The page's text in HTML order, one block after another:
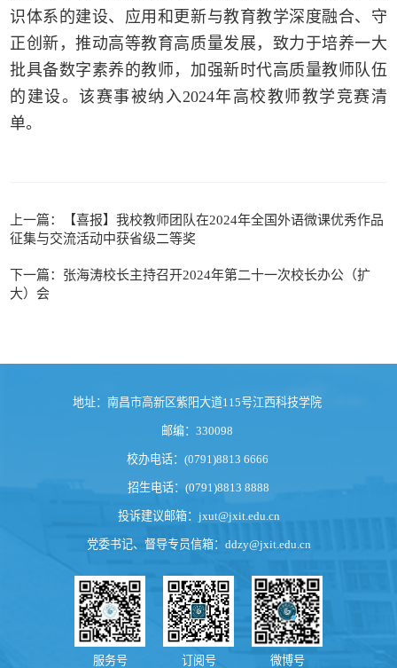
识体系的建设、应用和更新与教育教学深度融合、守
正创新，推动高等教育高质量发展，致力于培养一大
批具备数字素养的教师，加强新时代高质量教师队伍
的建设。该赛事被纳入2024年高校教师教学竞赛清
单。
上一篇：【喜报】我校教师团队在2024年全国外语微课优秀作品
征集与交流活动中获省级二等奖
下一篇：张海涛校长主持召开2024年第二十一次校长办公（扩
大）会
地址：南昌市高新区紫阳大道115号江西科技学院
邮编：330098
校办电话：(0791)8813 6666
招生电话：(0791)8813 8888
投诉建议邮箱： jxut@jxit.edu.cn
党委书记、督导专员信箱： ddzy@jxit.edu.cn
服务号 订阅号 微博号